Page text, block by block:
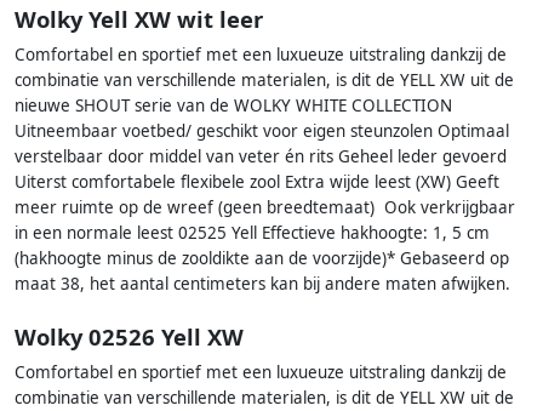
Wolky Yell XW wit leer
Comfortabel en sportief met een luxueuze uitstraling dankzij de
combinatie van verschillende materialen, is dit de YELL XW uit de
nieuwe SHOUT serie van de WOLKY WHITE COLLECTION
Uitneembaar voetbed/ geschikt voor eigen steunzolen Optimaal
verstelbaar door middel van veter én rits Geheel leder gevoerd
Uiterst comfortabele flexibele zool Extra wijde leest (XW) Geeft
meer ruimte op de wreef (geen breedtemaat) Ook verkrijgbaar
in een normale leest 02525 Yell Effectieve hakhoogte: 1, 5 cm
(hakhoogte minus de zooldikte aan de voorzijde)* Gebaseerd op
maat 38, het aantal centimeters kan bij andere maten afwijken.
Wolky 02526 Yell XW
Comfortabel en sportief met een luxueuze uitstraling dankzij de
combinatie van verschillende materialen, is dit de YELL XW uit de